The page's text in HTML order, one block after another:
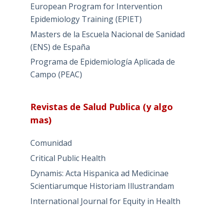
European Program for Intervention
Epidemiology Training (EPIET)
Masters de la Escuela Nacional de Sanidad
(ENS) de España
Programa de Epidemiología Aplicada de
Campo (PEAC)
Revistas de Salud Publica (y algo
mas)
Comunidad
Critical Public Health
Dynamis: Acta Hispanica ad Medicinae
Scientiarumque Historiam Illustrandam
International Journal for Equity in Health